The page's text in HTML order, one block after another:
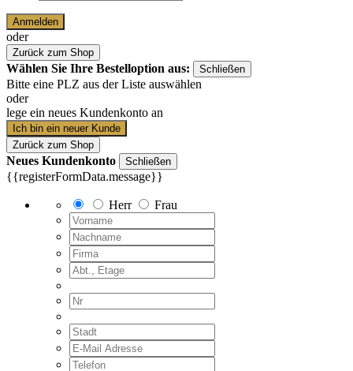
Anmelden
oder
Zurück zum Shop
Wählen Sie Ihre Bestelloption aus: Schließen
Bitte eine PLZ aus der Liste auswählen
oder
lege ein neues Kundenkonto an
Ich bin ein neuer Kunde
Zurück zum Shop
Neues Kundenkonto Schließen
{{registerFormData.message}}
Herr Frau